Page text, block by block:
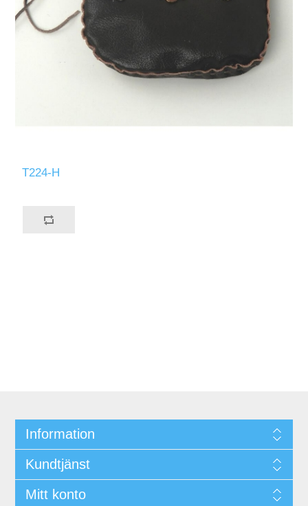
T224-H
Information
Kundtjänst
Mitt konto